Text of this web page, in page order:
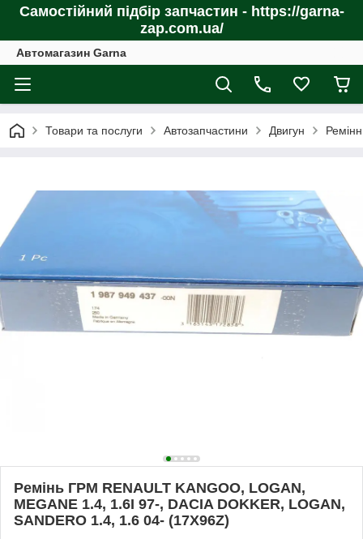
Самостійний підбір запчастин - https://garna-
zap.com.ua/
Автомагазин Garna
Товари та послуги Автозапчастини Двигун
Ремінь ГРМ RENAULT KANGOO, LOGAN,
MEGANE 1.4, 1.6I 97-, DACIA DOKKER, LOGAN,
SANDERO 1.4, 1.6 04- (17X96Z)